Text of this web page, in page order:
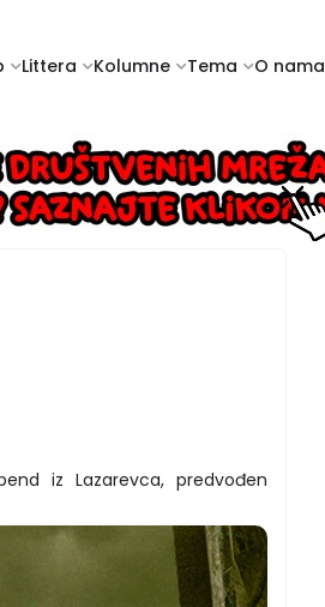
Littera Kolumne Tema O nama
iz Lazarevca, predvođen